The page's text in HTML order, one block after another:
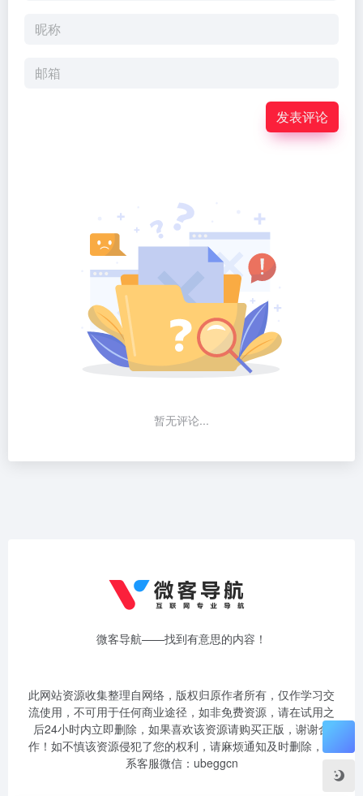
发表评论
暂无评论...
微客导航——找到有意思的内容！
此网站资源收集整理自网络，版权归原作者所有，仅作学习交
流使用，不可用于任何商业途径，如非免费资源，请在试用之
后24小时内立即删除，如果喜欢该资源请购买正版，谢谢合
作！如不慎该资源侵犯了您的权利，请麻烦通知及时删除，联
系客服微信：ubeggcn